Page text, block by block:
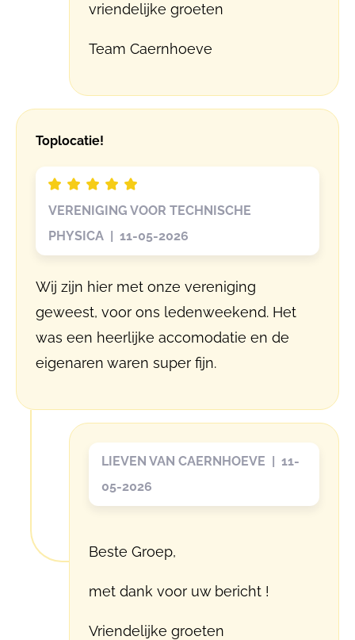
vriendelijke groeten
Team Caernhoeve
Toplocatie!
VERENIGING VOOR TECHNISCHE
PHYSICA | 11-05-2026
Wij zijn hier met onze vereniging
geweest, voor ons ledenweekend. Het
was een heerlijke accomodatie en de
eigenaren waren super fijn.
LIEVEN VAN CAERNHOEVE | 11-
05-2026
Beste Groep,
met dank voor uw bericht !
Vriendelijke groeten